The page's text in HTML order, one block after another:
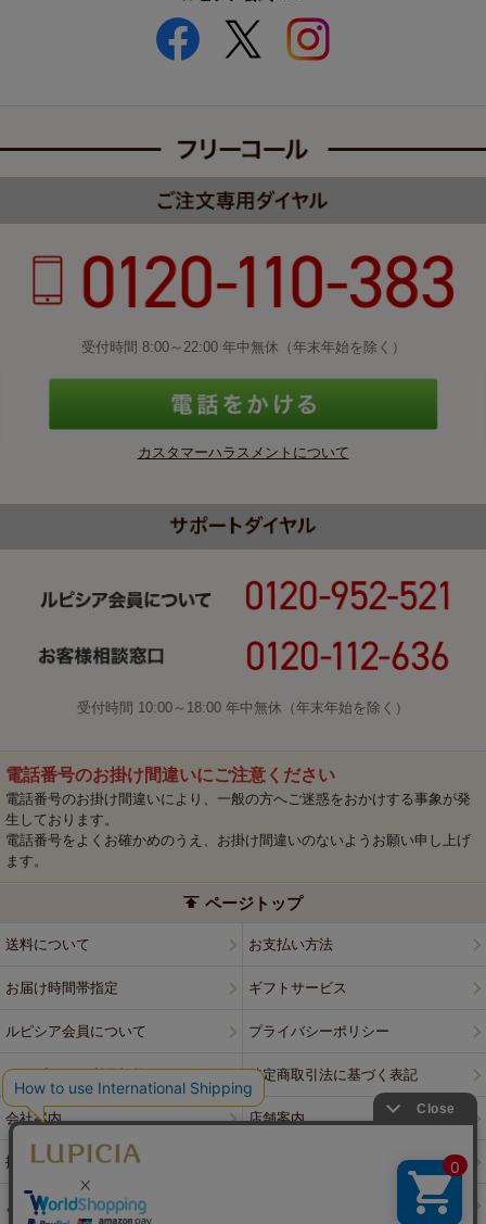
受付時間 8:00～22:00 年中無休（年末年始を除く）
カスタマーハラスメントについて
受付時間 10:00～18:00 年中無休（年末年始を除く）
電話番号のお掛け間違いにご注意ください
電話番号のお掛け間違いにより、一般の方へご迷惑をおかけする事象が発
生しております。
電話番号をよくお確かめのうえ、お掛け間違いのないようお願い申し上げ
ます。
ページトップ
送料について お支払い方法
お届け時間帯指定 ギフトサービス
ルピシア会員について プライバシーポリシー
ウェブサイト利用規約 特定商取引法に基づく表記
会社案内 店舗案内
採用情報
よくある質問